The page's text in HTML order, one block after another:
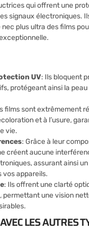
qui offrent une
signaux électroniques.
plus ultra des films
UV: Ils bloquent
protégeant ainsi la peau
films sont extrêmement
et à l’usure,
vie.
: Grâce à leur
créent aucune
assurant ainsi
vos appareils.
: Ils offrent une clarté
permettant une vision
LES AUTRES